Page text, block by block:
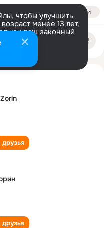
Войти
чтобы улучшить
менее 13 лет,
ваш законный
друзья
друзья